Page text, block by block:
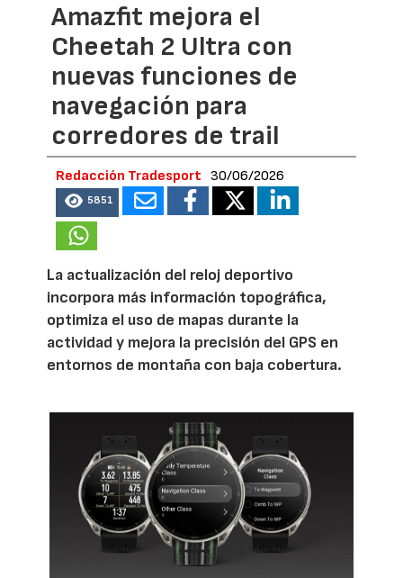
Amazfit mejora el
Cheetah 2 Ultra con
nuevas funciones de
navegación para
corredores de trail
Redacción Tradesport 30/06/2026
5851
La actualización del reloj deportivo
incorpora más información topográfica,
optimiza el uso de mapas durante la
actividad y mejora la precisión del GPS en
entornos de montaña con baja cobertura.